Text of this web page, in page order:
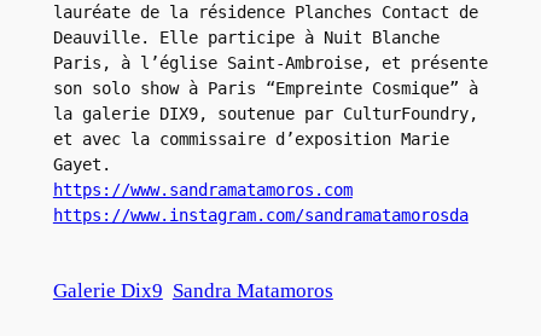
lauréate de la résidence Planches Contact de
Deauville. Elle participe à Nuit Blanche
Paris, à l’église Saint-Ambroise, et présente
son solo show à Paris “Empreinte Cosmique” à
la galerie DIX9, soutenue par CulturFoundry,
et avec la commissaire d’exposition Marie
https://www.sandramatamoros.com
https://www.instagram.com/sandramatamorosda
Galerie Dix9 Sandra Matamoros